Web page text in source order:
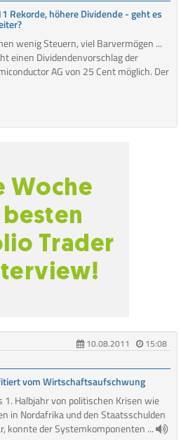
Rekorde, höhere Dividende - geht es
wenig Steuern, viel Barvermögen ...
einen Dividendenvorschlag der
AG von 25 Cent möglich. Der
10.08.2011
15:08
vom Wirtschaftsaufschwung
1. Halbjahr von politischen Krisen wie
in Nordafrika und den Staatsschulden
konnte der Systemkomponenten ...